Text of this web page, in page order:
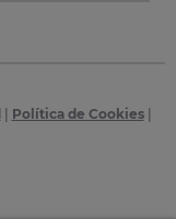
Política de Cookies|